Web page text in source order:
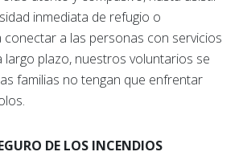
inmediata de refugio o
conectar a las personas con servicios
largo plazo, nuestros voluntarios se
familias no tengan que enfrentar
DE LOS INCENDIOS